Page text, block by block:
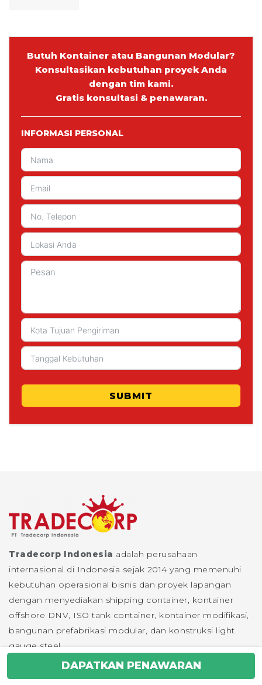
Butuh Kontainer atau Bangunan Modular?
Konsultasikan kebutuhan proyek Anda
dengan tim kami.
Gratis konsultasi & penawaran.
INFORMASI PERSONAL
SUBMIT
Tradecorp Indonesia adalah perusahaan
internasional di Indonesia sejak 2014 yang memenuhi
kebutuhan operasional bisnis dan proyek lapangan
dengan menyediakan shipping container, kontainer
offshore DNV, ISO tank container, kontainer modifikasi,
bangunan prefabrikasi modular, dan konstruksi light
gauge steel.
©2025 PT. Tradecorp Indonesia
DAPATKAN PENAWARAN